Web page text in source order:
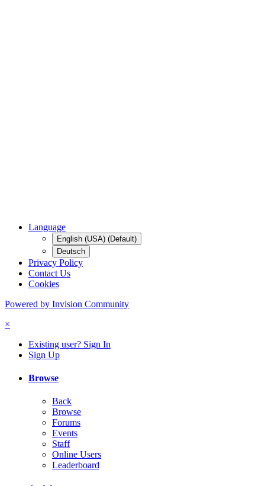
Language
English (USA) (Default)
Deutsch
Privacy Policy
Contact Us
Cookies
Powered by Invision Community
×
Existing user? Sign In
Sign Up
Browse
Back
Browse
Forums
Events
Staff
Online Users
Leaderboard